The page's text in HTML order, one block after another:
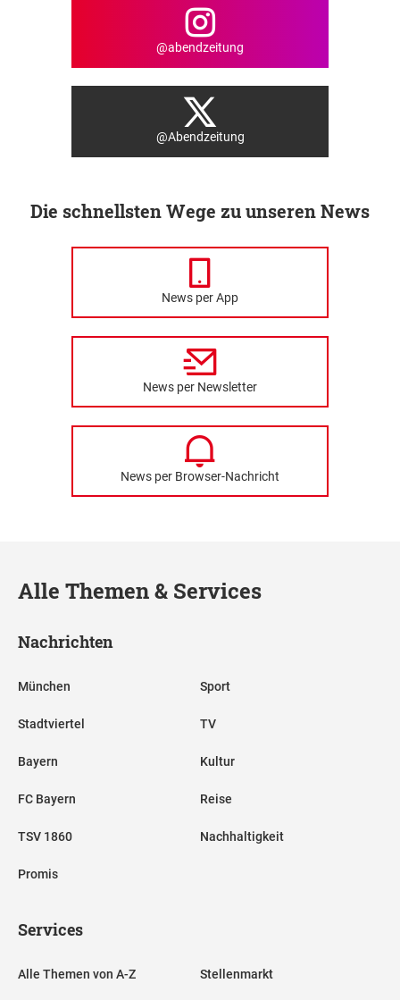
@abendzeitung
@Abendzeitung
Die schnellsten Wege zu unseren News
News per App
News per Newsletter
News per Browser-Nachricht
Alle Themen & Services
Nachrichten
München
Stadtviertel
Bayern
FC Bayern
TSV 1860
Promis
Sport
TV
Kultur
Reise
Nachhaltigkeit
Services
Alle Themen von A-Z Stellenmarkt